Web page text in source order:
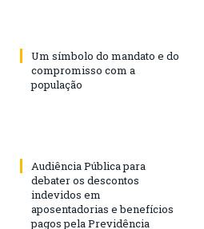
Um símbolo do mandato e do
compromisso com a
população
Audiência Pública para
debater os descontos
indevidos em
aposentadorias e benefícios
pagos pela Previdência